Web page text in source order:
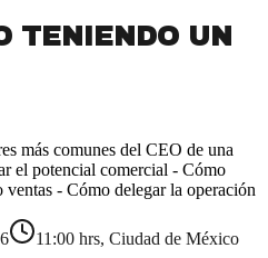
TENIENDO UN
más comunes del CEO de una
el potencial comercial - Cómo
- Cómo delegar la operación
11:00 hrs, Ciudad de México